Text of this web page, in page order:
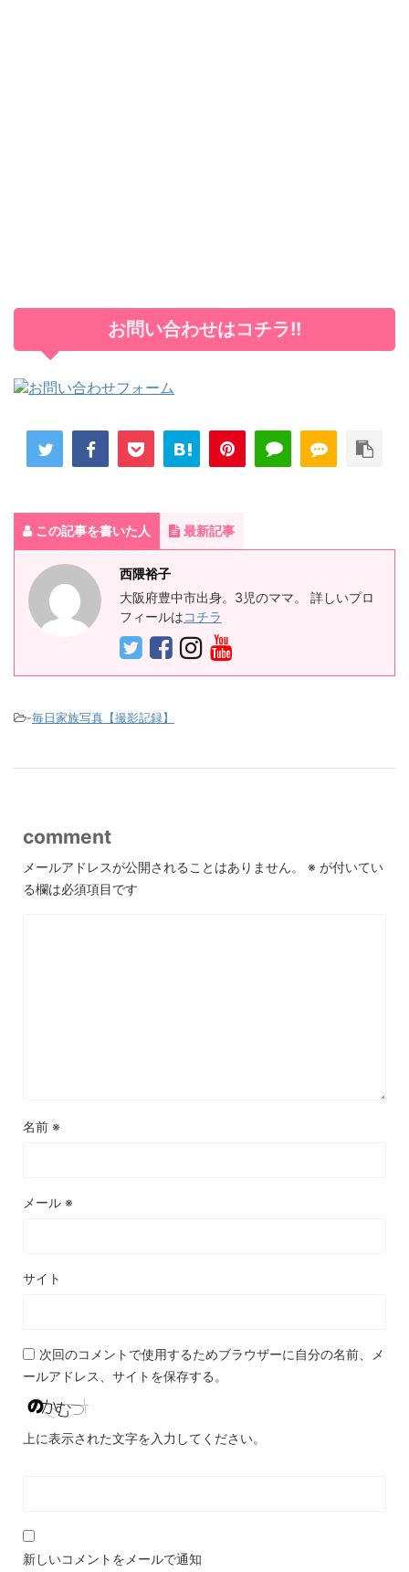
お問い合わせはコチラ!!
この記事を書いた人 最新記事
西隈裕子
大阪府豊中市出身。3児のママ。 詳しいプロ
フィールはコチラ
-毎日家族写真【撮影記録】
comment
メールアドレスが公開されることはありません。 ※ が付いてい
る欄は必須項目です
名前 ※
メール ※
サイト
次回のコメントで使用するためブラウザーに自分の名前、メ
ールアドレス、サイトを保存する。
上に表示された文字を入力してください。
新しいコメントをメールで通知